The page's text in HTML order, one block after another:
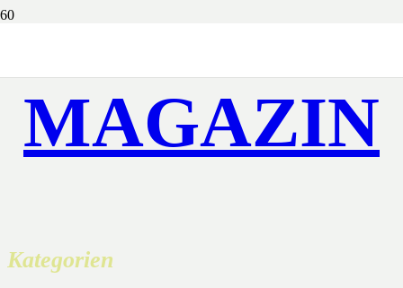
MAGAZIN
Kategorien